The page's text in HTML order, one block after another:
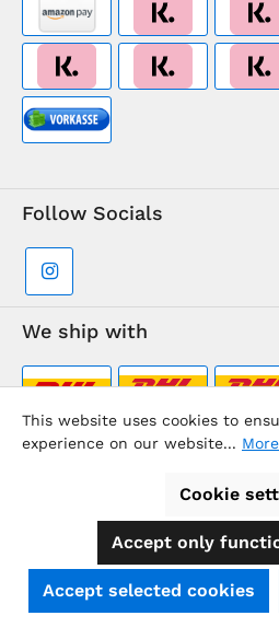
Follow Socials
We ship with
Supermarkt-Team / BVD
All prices incl. VAT plus shipping
© 2026 - All rights
This website uses cookies to
experience on our website...
Cookie
Accept only
Accept selected cookies
SEHR GUT (4.74 / 5)
aus 39 Bewertungen bei:
Informationen zur Echtheit der